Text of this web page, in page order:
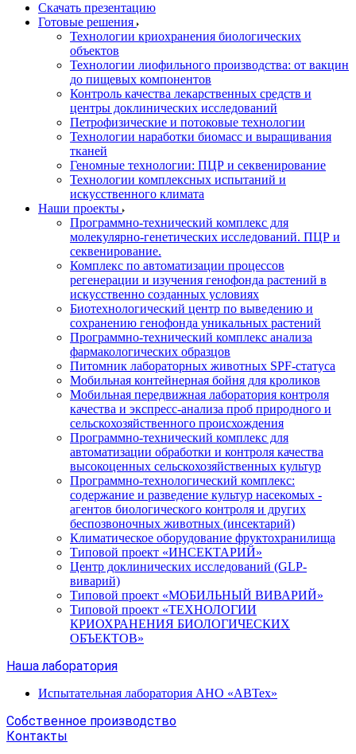
Скачать презентацию
Готовые решения
Технологии криохранения биологических
объектов
Технологии лиофильного производства: от вакцин
до пищевых компонентов
Контроль качества лекарственных средств и
центры доклинических исследований
Петрофизические и потоковые технологии
Технологии наработки биомасс и выращивания
тканей
Геномные технологии: ПЦР и секвенирование
Технологии комплексных испытаний и
искусственного климата
Наши проекты
Программно-технический комплекс для
молекулярно-генетических исследований. ПЦР и
секвенирование.
Комплекс по автоматизации процессов
регенерации и изучения генофонда растений в
искусственно созданных условиях
Биотехнологический центр по выведению и
сохранению генофонда уникальных растений
Программно-технический комплекс анализа
фармакологических образцов
Питомник лабораторных животных SPF-статуса
Мобильная контейнерная бойня для кроликов
Мобильная передвижная лаборатория контроля
качества и экспресс-анализа проб природного и
сельскохозяйственного происхождения
Программно-технический комплекс для
автоматизации обработки и контроля качества
высокоценных сельскохозяйственных культур
Программно-технологический комплекс:
содержание и разведение культур насекомых -
агентов биологического контроля и других
беспозвоночных животных (инсектарий)
Климатическое оборудование фруктохранилища
Типовой проект «ИНСЕКТАРИЙ»
Центр доклинических исследований (GLP-
виварий)
Типовой проект «МОБИЛЬНЫЙ ВИВАРИЙ»
Типовой проект «ТЕХНОЛОГИИ
КРИОХРАНЕНИЯ БИОЛОГИЧЕСКИХ
ОБЪЕКТОВ»
Наша лаборатория
Испытательная лаборатория АНО «АВТех»
Собственное производство
Контакты